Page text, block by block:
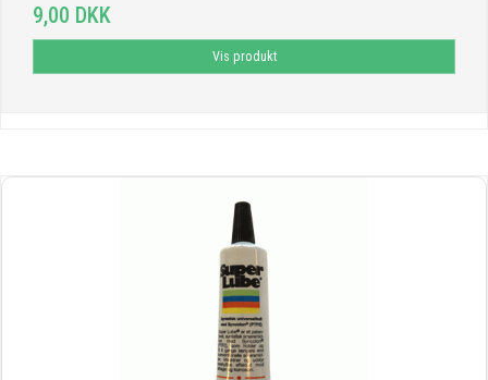
9,00 DKK
Vis produkt